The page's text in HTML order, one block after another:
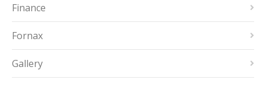
Finance
Fornax
Gallery